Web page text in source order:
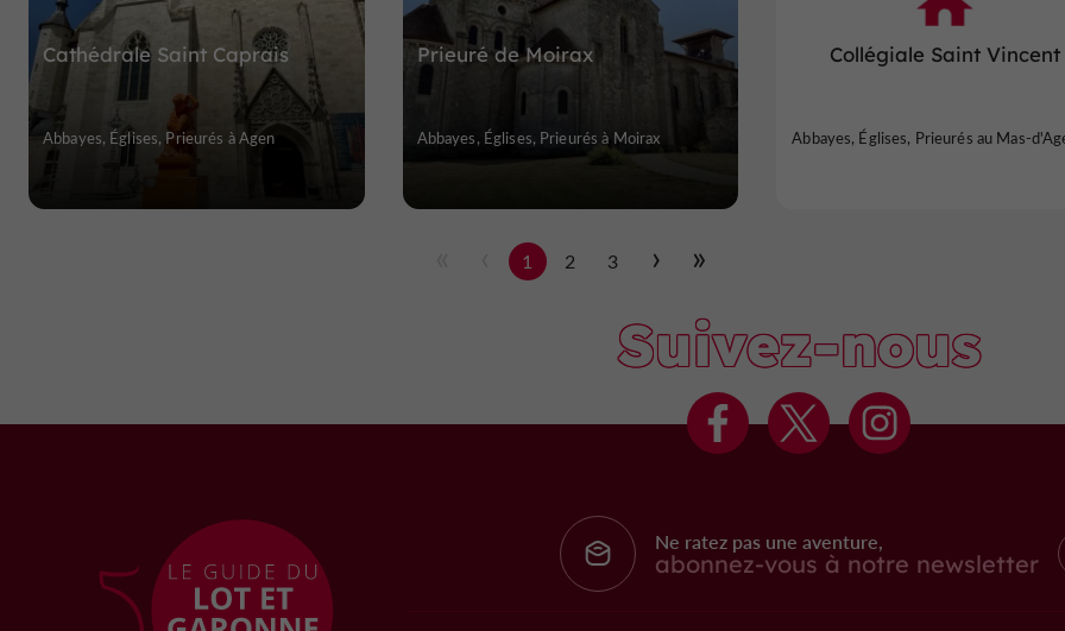
Cathédrale Saint Caprais
Abbayes, Églises, Prieurés à Agen
Prieuré de Moirax
Abbayes, Églises, Prieurés à Moirax
Collégiale Saint Vincent
Abbayes, Églises, Prieurés au Mas-
1 2 3
Suivez-nous
Ne ratez pas une aventure,
abonnez-vous à notre newsletter